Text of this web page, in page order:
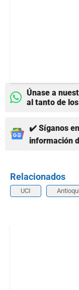
Únase a
al tanto de
✔️ Síganos
información
Relacionados
UCI